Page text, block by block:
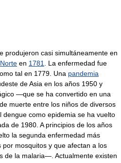
produjeron casi simultáneamente en
en 1781
. La enfermedad fue
tal en 1779. Una pandemia
de Asia en los años 1950 y
—que se ha convertido en una
muerte entre los niños de diversos
como epidemia se ha vuelto
de 1980. A principios de los años
la segunda enfermedad más
mosquitos y que afectan a los
de la malaria—. Actualmente existen